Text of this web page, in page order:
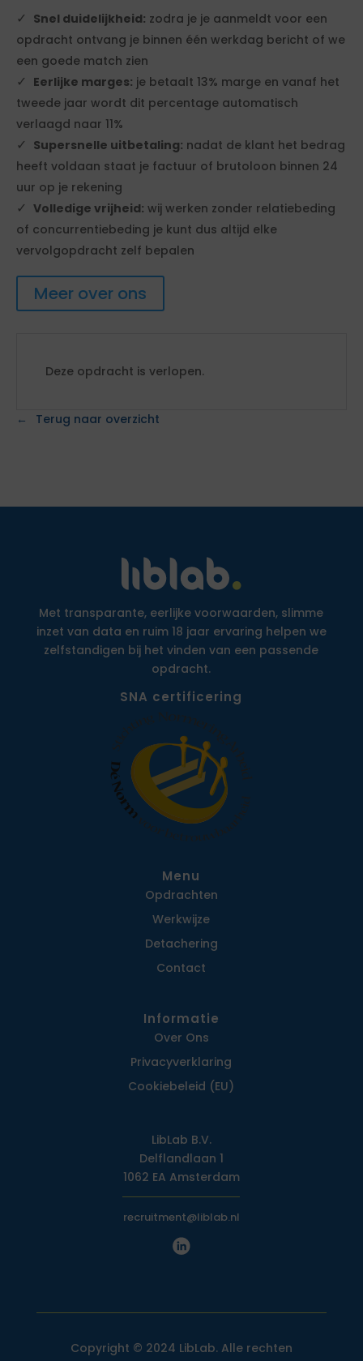
Snel duidelijkheid: zodra je je aanmeldt voor een
opdracht ontvang je binnen één werkdag bericht of we
een goede match zien
Eerlijke marges: je betaalt 13% marge en vanaf het
tweede jaar wordt dit percentage automatisch
verlaagd naar 11%
Supersnelle uitbetaling: nadat de klant het bedrag
heeft voldaan staat je factuur of brutoloon binnen 24
uur op je rekening
Volledige vrijheid: wij werken zonder relatiebeding
of concurrentiebeding je kunt dus altijd elke
vervolgopdracht zelf bepalen
Meer over ons
Deze opdracht is verlopen.
Terug naar overzicht
Met transparante, eerlijke voorwaarden, slimme
inzet van data en ruim 18 jaar ervaring helpen we
zelfstandigen bij het vinden van een passende
opdracht.
SNA certificering
Menu
Opdrachten
Werkwijze
Detachering
Contact
Informatie
Over Ons
Privacy­verklaring
Cookiebeleid (EU)
LibLab B.V.
Delflandlaan 1
1062 EA Amsterdam
recruitment@liblab.nl
Copyright © 2024 LibLab. Alle rechten